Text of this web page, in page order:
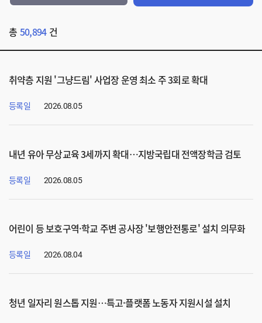
총 50,894 건
취약층 지원 '그냥드림' 사업장 운영 최소 주 3회로 확대
등록일 2026.08.05
내년 유아 무상교육 3세까지 확대…지방국립대 전액장학금 검토
등록일 2026.08.05
어린이 등 보호구역·학교 주변 공사장 '보행안전통로' 설치 의무화
등록일 2026.08.04
청년 일자리 원스톱 지원…특고·플랫폼 노동자 지원시설 설치